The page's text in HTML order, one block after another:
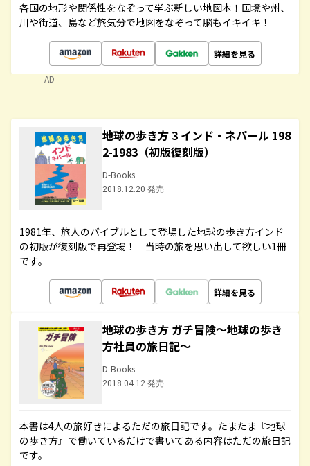
各国の地形や関係性をなぞって学ぶ新しい地図本！国境や州、
川や街道、島など旅気分で地図をなぞって脳もイキイキ！
詳細を見る
AD
地球の歩き方 3 インド・ネパール 198
2-1983（初版復刻版）
D-Books
2018.12.20 発売
1981年、旅人のバイブルとして登場した地球の歩き方インド
の初版が復刻版で再登場！ 当時の旅を思い出して欲しい1冊
です。
詳細を見る
地球の歩き方 ガチ冒険～地球の歩き
方社員の旅日記～
D-Books
2018.04.12 発売
本書は4人の旅好きによるただの旅日記です。たまたま『地球
の歩き方』で働いているだけで書いてある内容はただの旅日記
です。